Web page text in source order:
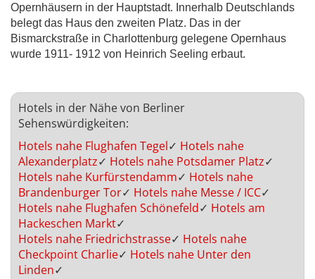
Opernhäusern in der Hauptstadt. Innerhalb Deutschlands
belegt das Haus den zweiten Platz. Das in der
Bismarckstraße in Charlottenburg gelegene Opernhaus
wurde 1911- 1912 von Heinrich Seeling erbaut.
Hotels in der Nähe von Berliner
Sehenswürdigkeiten:
Hotels nahe Flughafen Tegel✓ Hotels nahe
Alexanderplatz✓ Hotels nahe Potsdamer Platz✓
Hotels nahe Kurfürstendamm✓ Hotels nahe
Brandenburger Tor✓ Hotels nahe Messe / ICC✓
Hotels nahe Flughafen Schönefeld✓ Hotels am
Hackeschen Markt✓
Hotels nahe Friedrichstrasse✓ Hotels nahe
Checkpoint Charlie✓ Hotels nahe Unter den
Linden✓